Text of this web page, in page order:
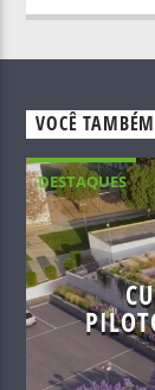
VOCÊ
DESTAQUES